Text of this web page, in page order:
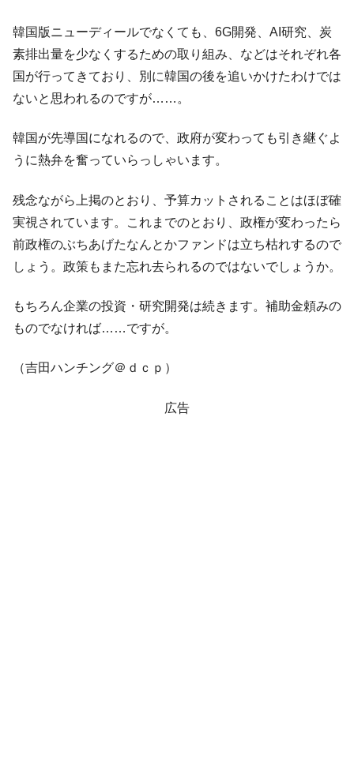
韓国版ニューディールでなくても、6G開発、AI研究、炭
素排出量を少なくするための取り組み、などはそれぞれ各
国が行ってきており、別に韓国の後を追いかけたわけでは
ないと思われるのですが……。
韓国が先導国になれるので、政府が変わっても引き継ぐよ
うに熱弁を奮っていらっしゃいます。
残念ながら上掲のとおり、予算カットされることはほぼ確
実視されています。これまでのとおり、政権が変わったら
前政権のぶちあげたなんとかファンドは立ち枯れするので
しょう。政策もまた忘れ去られるのではないでしょうか。
もちろん企業の投資・研究開発は続きます。補助金頼みの
ものでなければ……ですが。
（吉田ハンチング＠ｄｃｐ）
広告